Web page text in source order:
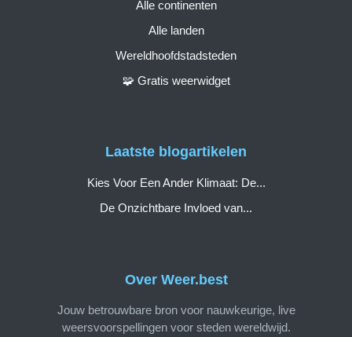
Over Weer.best
Jouw betrouwbare bron voor nauwkeurige, live
weersvoorspellingen voor steden wereldwijd.
Alle continenten
Alle landen
Wereldhoofdstadsteden
🧩 Gratis weerwidget
Laatste blogartikelen
Kies Voor Een Ander Klimaat: De...
De Onzichtbare Invloed van...